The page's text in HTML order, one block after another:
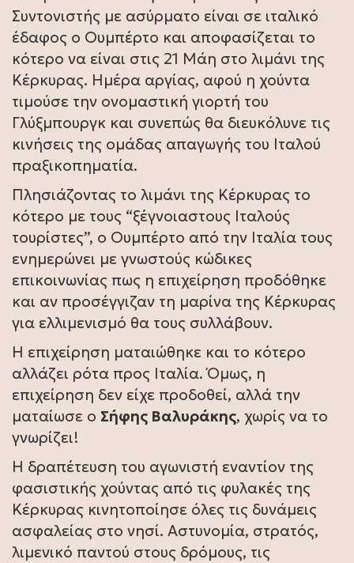
Συντονιστής με ασύρματο είναι σε ιταλικό
έδαφος ο Ουμπέρτο και αποφασίζεται το
κότερο να είναι στις 21 Μάη στο λιμάνι της
Κέρκυρας. Ημέρα αργίας, αφού η χούντα
τιμούσε την ονομαστική γιορτή του
Γλύξμπουργκ και συνεπώς θα διευκόλυνε τις
κινήσεις της ομάδας απαγωγής του Ιταλού
πραξικοπηματία.
Πλησιάζοντας το λιμάνι της Κέρκυρας το
κότερο με τους “ξέγνοιαστους Ιταλούς
τουρίστες”, ο Ουμπέρτο από την Ιταλία τους
ενημερώνει με γνωστούς κώδικες
επικοινωνίας πως η επιχείρηση προδόθηκε
και αν προσέγγιζαν τη μαρίνα της Κέρκυρας
για ελλιμενισμό θα τους συλλάβουν.
Η επιχείρηση ματαιώθηκε και το κότερο
αλλάζει ρότα προς Ιταλία. Όμως, η
επιχείρηση δεν είχε προδοθεί, αλλά την
ματαίωσε ο Σήφης Βαλυράκης, χωρίς να το
γνωρίζει!
Η δραπέτευση του αγωνιστή εναντίον της
φασιστικής χούντας από τις φυλακές της
Κέρκυρας κινητοποίησε όλες τις δυνάμεις
ασφαλείας στο νησί. Αστυνομία, στρατός,
λιμενικό παντού στους δρόμους, τις